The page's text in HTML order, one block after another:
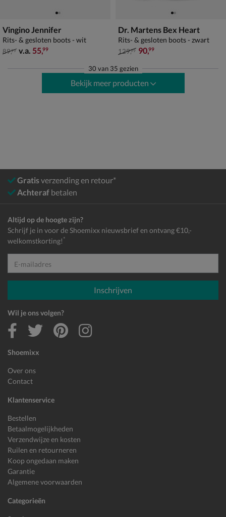
Vingino Jennifer
Rits- & gesloten boots - wit
van € 89,99 vanaf € 55,99
89,99 v.a. 55,99
Dr. Martens Bex Heart
Rits- & gesloten boots - zwart
van € 129,99 voor € 90,99
129,99 90,99
30 van 35 gezien
Bekijk meer producten
Gratisverzending en retour*
Achteraf betalen
Shoemixx
Over ons
Contact
Klantenservice
Bestellen
Betaalmogelijkheden
Verzendwijze en kosten
Ruilen en retourneren
Koop ongedaan maken
Garantie
Algemene voorwaarden
Categorieën
Altijd op de hoogte zijn?
Schrijf je in voor de Shoemixx nieuwsbrief en ontvang €10,-
welkomstkorting! *
E-mailadres
Inschrijven
Wil je ons volgen?